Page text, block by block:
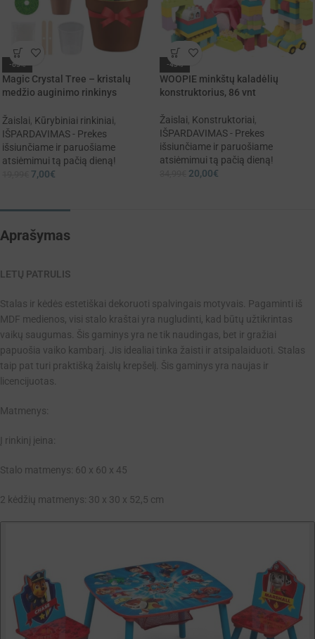
-65%
Magic Crystal Tree – kristalų
medžio auginimo rinkinys
Žaislai, Kūrybiniai rinkiniai,
IŠPARDAVIMAS - Prekes
išsiunčiame ir paruošiame
atsiėmimui tą pačią dieną!
7,00€
-43%
WOOPIE minkštų kaladėlių
konstruktorius, 86 vnt
Žaislai, Konstruktoriai,
IŠPARDAVIMAS - Prekes
išsiunčiame ir paruošiame
atsiėmimui tą pačią dieną!
20,00€
Aprašymas
LETŲ PATRULIS
Stalas ir kėdės estetiškai dekoruoti spalvingais motyvais. Pagaminti iš
MDF medienos, visi stalo kraštai yra nugludinti, kad būtų užtikrintas
vaikų saugumas. Šis gaminys yra ne tik naudingas, bet ir gražiai
papuošia vaiko kambarį. Jis idealiai tinka žaisti ir atsipalaiduoti. Stalas
taip pat turi praktišką žaislų krepšelį. Šis gaminys yra naujas ir
licencijuotas.
Matmenys:
Į rinkinį įeina:
Stalo matmenys: 60 x 60 x 45
2 kėdžių matmenys: 30 x 30 x 52,5 cm